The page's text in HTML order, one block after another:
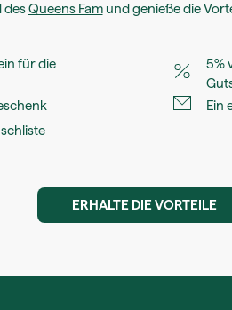
desQueens Famund genieße die
für die
5%
Ein
ERHALTE DIE VORTEILE